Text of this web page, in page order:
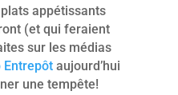
appétissants
(et qui feraient
sur les médias
Entrepôtaujourd’hui
une tempête!